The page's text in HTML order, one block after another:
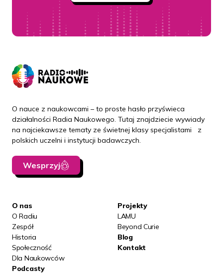
O nauce z naukowcami – to proste hasło przyświeca
działalności Radia Naukowego. Tutaj znajdziecie wywiady
na najciekawsze tematy ze świetnej klasy specjalistami z
polskich uczelni i instytucji badawczych.
Wesprzyj
O nas
O Radiu
Zespół
Historia
Społeczność
Dla Naukowców
Podcasty
Projekty
LAMU
Beyond Curie
Blog
Kontakt